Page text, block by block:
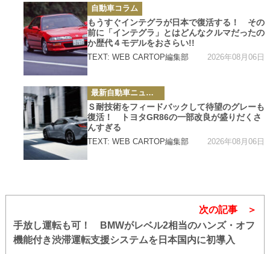
カ
テ
ゴ
リ
ー
自動車コラム
もうすぐインテグラが日本で復活する！ その
前に「インテグラ」とはどんなクルマだったの
か歴代４モデルをおさらい!!
TEXT: WEB CARTOP編集部 2026年08月06日
カ
テ
ゴ
リ
ー
最新自動車ニュース
Ｓ耐技術をフィードバックして待望のグレーも
復活！ トヨタGR86の一部改良が盛りだくさ
んすぎる
TEXT: WEB CARTOP編集部 2026年08月06日
次の記事
手放し運転も可！ BMWがレベル2相当のハンズ・オフ
機能付き渋滞運転支援システムを日本国内に初導入